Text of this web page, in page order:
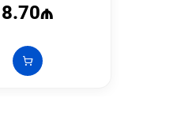
8.70₼